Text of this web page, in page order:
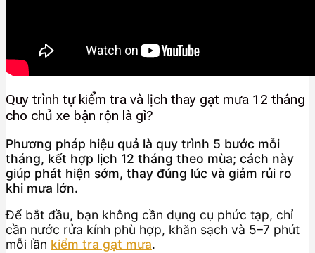
Quy trình tự kiểm tra và lịch thay gạt mưa 12 tháng
cho chủ xe bận rộn là gì?
Phương pháp hiệu quả là quy trình 5 bước mỗi
tháng, kết hợp lịch 12 tháng theo mùa; cách này
giúp phát hiện sớm, thay đúng lúc và giảm rủi ro
khi mưa lớn.
Để bắt đầu, bạn không cần dụng cụ phức tạp, chỉ
cần nước rửa kính phù hợp, khăn sạch và 5–7 phút
mỗi lần kiểm tra gạt mưa.